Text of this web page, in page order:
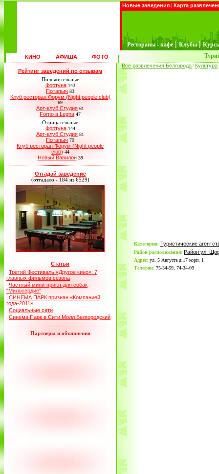
Новые заведения | Карта
Рестораны - кафе | Клубы |
КИНО АФИША ФОТО
Рейтинг заведений по отзывам
Положительные
Фортуна 143
Потапыч 83
Клуб ресторан Форум (Night people club)
69
Арт-клуб Студия 61
Forno a Legna 47
Отрицательные
Фортуна 144
Арт-клуб Студия 81
Потапыч 79
Клуб ресторан Форум (Night people
club) 44
Новый Вавилон 39
Отгадай заведение
(отгадало - 184 из 6529)
Статьи
Третий Фестиваль «Другое кино»: 7
главных фильмов сезона
Частный мини-приют для собак
"Милосердие"
СИНЕМА ПАРК признан «Компанией
года-2011»
Социальные сети
Синема Парк в Сити Молл Белгородский
Партнеры и объявления
Все развлечения Белгорода / Культура
Категория: Туристические
Район расположения: Район ул.
Адрес: ул. 5 Августа д.17 корп. 1
Телефон: 75-34-59, 74-34-09